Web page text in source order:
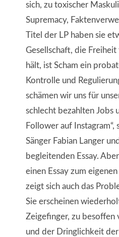
sich, zu toxischer
Supremacy,
Titel der LP haben sie
Gesellschaft, die
hält, ist Scham ein
Kontrolle und
schämen wir uns für
schlecht bezahlten Jobs
Follower auf
Sänger Fabian Langer
begleitenden Essay.
einen Essay zum
zeigt sich auch das
Sie erscheinen
Zeigefinger, zu besoffen
und der Dringlichkeit